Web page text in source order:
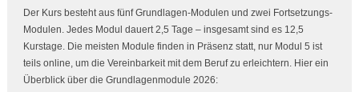
Der Kurs besteht aus fünf Grundlagen-Modulen und zwei Fortsetzungs-
Modulen. Jedes Modul dauert 2,5 Tage – insgesamt sind es 12,5
Kurstage. Die meisten Module finden in Präsenz statt, nur Modul 5 ist
teils online, um die Vereinbarkeit mit dem Beruf zu erleichtern. Hier ein
Überblick über die Grundlagenmodule 2026: